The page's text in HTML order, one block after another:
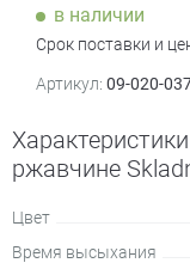
в наличии
Срок поставки и
Артикул: 09-020-
ржавчине
Цвет
Время высыхания